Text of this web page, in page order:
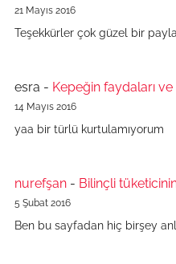
21 Mayıs 2016
Teşekkürler çok güzel bir
esra - Kepeğin faydaları ve
14 Mayıs 2016
yaa bir türlü kurtulamıyorum
nurefşan - Bilinçli
5 Şubat 2016
Ben bu sayfadan hiç birşey